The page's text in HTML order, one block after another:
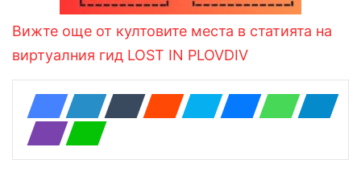
Вижте още от култовите места в статията на
виртуалния гид LOST IN PLOVDIV